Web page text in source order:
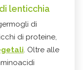
lenticchia
di
di proteine,
. Oltre alle